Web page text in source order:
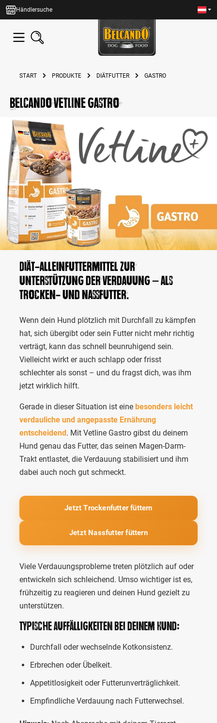
springen
Händlersuche
START PRODUKTE DIÄTFUTTER GASTRO
BELCANDO VETLINE Gastro
Diät-Alleinfuttermittel zur
Unterstützung der Verdauung – als
Trocken- und Nassfutter.
Wenn dein Hund plötzlich mit Durchfall zu kämpfen
hat, sich übergibt oder sein Futter nicht mehr richtig
verträgt, kann das schnell beunruhigend sein.
Vielleicht wirkt er auch schlapp oder frisst
schlechter als sonst – und du fragst dich, was ihm
jetzt wirklich hilft.
Gerade in dieser Situation ist eine besonders leicht
verdauliche und angepasste Ernährung
entscheidend. Mit Vetline Gastro gibst du deinem
Hund genau das Futter, das seinen Magen-Darm-
Trakt entlastet, die Verdauung stabilisiert und ihm
dabei auch noch gut schmeckt.
Jetzt Trockenfutter füttern
Jetzt Nassfutter füttern
Viele Verdauungsprobleme treten plötzlich auf oder
entwickeln sich schleichend. Umso wichtiger ist es,
frühzeitig zu reagieren und deinen Hund gezielt zu
unterstützen.
Typische Auffälligkeiten bei deinem Hund:
Durchfall oder wechselnde Kotkonsistenz.
Erbrechen oder Übelkeit.
Appetitlosigkeit oder Futterunverträglichkeit.
Empfindliche Verdauung nach Futterwechsel.